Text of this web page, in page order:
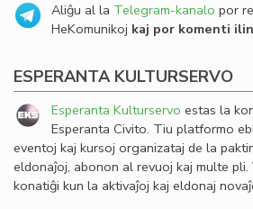
Aliĝu al la Telegram-kanalo por
HeKomunikoj kaj por komenti ilin
ESPERANTA KULTURSERVO
Esperanta Kulturservo estas la
Esperanta Civito. Tiu platformo
eventoj kaj kursoj organizataj de la
eldonaĵoj, abonon al revuoj kaj multe
konatiĝi kun la aktivaĵoj kaj eldonaj